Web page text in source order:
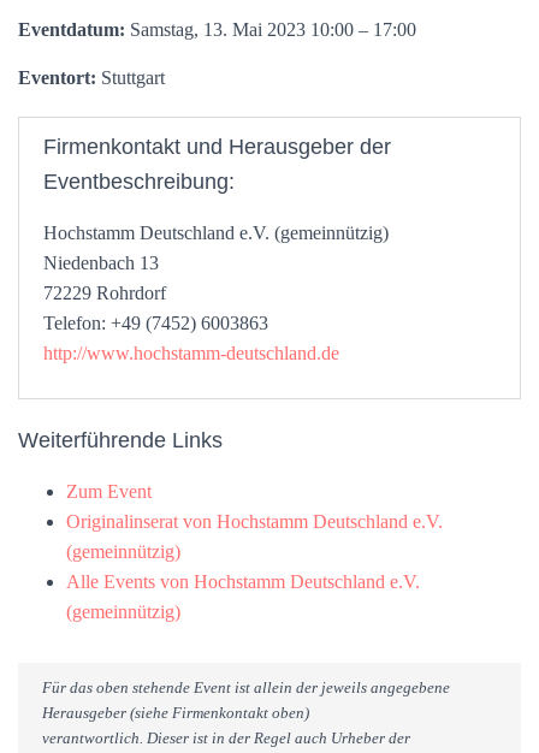
Eventdatum: Samstag, 13. Mai 2023 10:00 – 17:00
Eventort: Stuttgart
Firmenkontakt und Herausgeber der
Eventbeschreibung:
Hochstamm Deutschland e.V. (gemeinnützig)
Niedenbach 13
72229 Rohrdorf
Telefon: +49 (7452) 6003863
http://www.hochstamm-deutschland.de
Weiterführende Links
Zum Event
Originalinserat von Hochstamm Deutschland e.V.
(gemeinnützig)
Alle Events von Hochstamm Deutschland e.V.
(gemeinnützig)
Für das oben stehende Event ist allein der jeweils angegebene
Herausgeber (siehe Firmenkontakt oben)
verantwortlich. Dieser ist in der Regel auch Urheber der